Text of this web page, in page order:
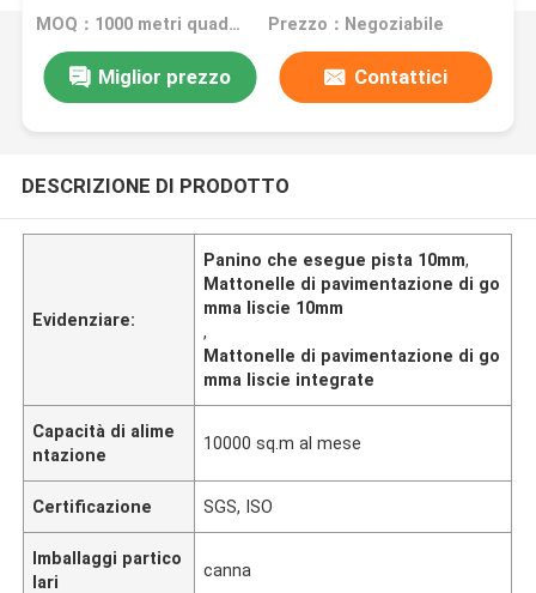
spessore di 10mm
MOQ：1000 metri quadrati Prezzo：Negoziabile
Miglior prezzo Contattici
DESCRIZIONE DI PRODOTTO
Evidenziare:
Panino che esegue pista 10mm,
Mattonelle di pavimentazione di go
mma liscie 10mm
,
Mattonelle di pavimentazione di go
mma liscie integrate
Capacità di alime
ntazione
10000 sq.m al mese
Certificazione SGS, ISO
Imballaggi partico
lari
canna